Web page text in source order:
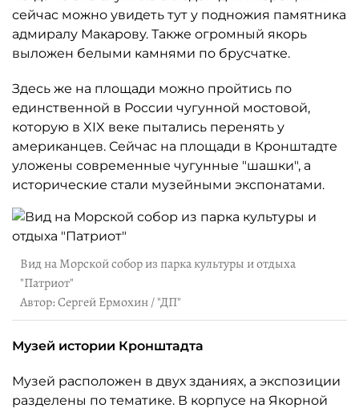
сейчас можно увидеть тут у подножия памятника
адмиралу Макарову. Также огромный якорь
выложен белыми камнями по брусчатке.
Здесь же на площади можно пройтись по
единственной в России чугунной мостовой,
которую в XIX веке пытались перенять у
американцев. Сейчас на площади в Кронштадте
уложены современные чугунные "шашки", а
исторические стали музейными экспонатами.
Вид на Морской собор из парка культуры и отдыха
"Патриот"
Автор: Сергей Ермохин / "ДП"
Музей истории Кронштадта
Музей расположен в двух зданиях, а экспозиции
разделены по тематике. В корпусе на Якорной